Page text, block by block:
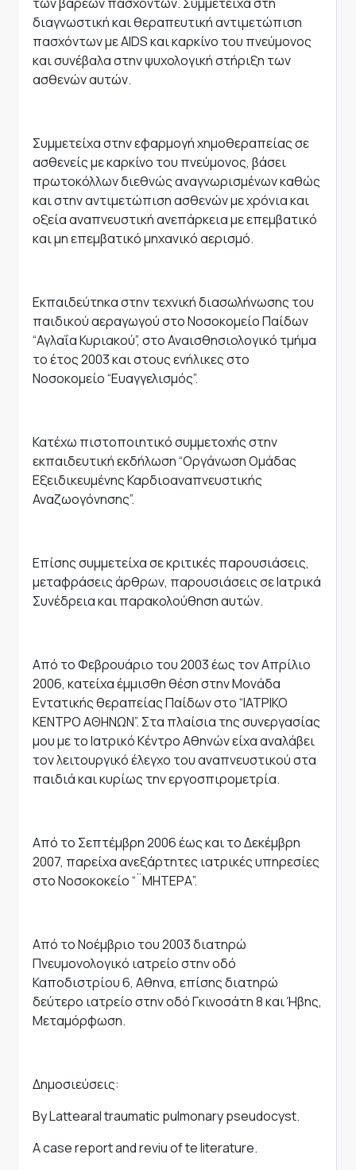
διαγνωστική και θεραπευτική αντιμετώπιση
πασχόντων με AIDS και καρκίνο του πνεύμονος
και συνέβαλα στην ψυχολογική στήριξη των
ασθενών αυτών.
Συμμετείχα στην εφαρμογή χημοθεραπείας σε
ασθενείς με καρκίνο του πνεύμονος, βάσει
πρωτοκόλλων διεθνώς αναγνωρισμένων καθώς
και στην αντιμετώπιση ασθενών με χρόνια και
οξεία αναπνευστική ανεπάρκεια με επεμβατικό
και μη επεμβατικό μηχανικό αερισμό.
Εκπαιδεύτηκα στην τεχνική διασωλήνωσης του
παιδικού αεραγωγού στο Νοσοκομείο Παίδων
“Αγλαΐα Κυριακού”, στο Αναισθησιολογικό τμήμα
το έτος 2003 και στους ενήλικες στο
Νοσοκομείο “Ευαγγελισμός”.
Κατέχω πιστοποιητικό συμμετοχής στην
εκπαιδευτική εκδήλωση “Οργάνωση Ομάδας
Εξειδικευμένης Καρδιοαναπνευστικής
Αναζωογόνησης”.
Επίσης συμμετείχα σε κριτικές παρουσιάσεις,
μεταφράσεις άρθρων, παρουσιάσεις σε Ιατρικά
Συνέδρεια και παρακολούθηση αυτών.
Από το Φεβρουάριο του 2003 έως τον Απρίλιο
2006, κατείχα έμμισθη θέση στην Μονάδα
Εντατικής θεραπείας Παίδων στο “ΙΑΤΡΙΚΟ
ΚΕΝΤΡΟ ΑΘΗΝΩΝ”. Στα πλαίσια της συνεργασίας
μου με το Ιατρικό Κέντρο Αθηνών είχα αναλάβει
τον λειτουργικό έλεγχο του αναπνευστικού στα
παιδιά και κυρίως την εργοσπιρομετρία.
Από το Σεπτέμβρη 2006 έως και το Δεκέμβρη
2007, παρείχα ανεξάρτητες ιατρικές υπηρεσίες
στο Νοσοκοκείο “¨ΜΗΤΕΡΑ”.
Από το Νοέμβριο του 2003 διατηρώ
Πνευμονολoγικό ιατρείο στην οδό
Καποδιστρίου 6, Αθηνα, επίσης διατηρώ
δεύτερο ιατρείο στην οδό Γκινοσάτη 8 και Ήβης,
Μεταμόρφωση.
Δημοσιεύσεις:
By Lattearal traumatic pulmonary pseudocyst.
A case report and reviu of te literature.